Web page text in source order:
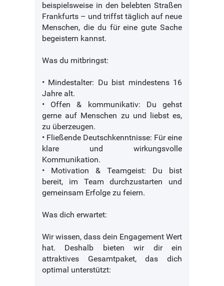
beispielsweise in den belebten Straßen
Frankfurts – und triffst täglich auf neue
Menschen, die du für eine gute Sache
begeistern kannst.
Was du mitbringst:
• Mindestalter: Du bist mindestens 16
Jahre alt.
• Offen & kommunikativ: Du gehst
gerne auf Menschen zu und liebst es,
zu überzeugen.
• Fließende Deutschkenntnisse: Für eine
klare und wirkungsvolle
Kommunikation.
• Motivation & Teamgeist: Du bist
bereit, im Team durchzustarten und
gemeinsam Erfolge zu feiern.
Was dich erwartet:
Wir wissen, dass dein Engagement Wert
hat. Deshalb bieten wir dir ein
attraktives Gesamtpaket, das dich
optimal unterstützt: